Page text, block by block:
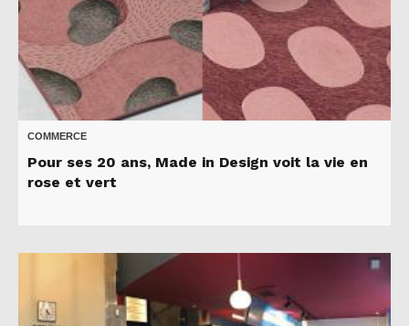
COMMERCE
Pour ses 20 ans, Made in Design voit la vie en
rose et vert